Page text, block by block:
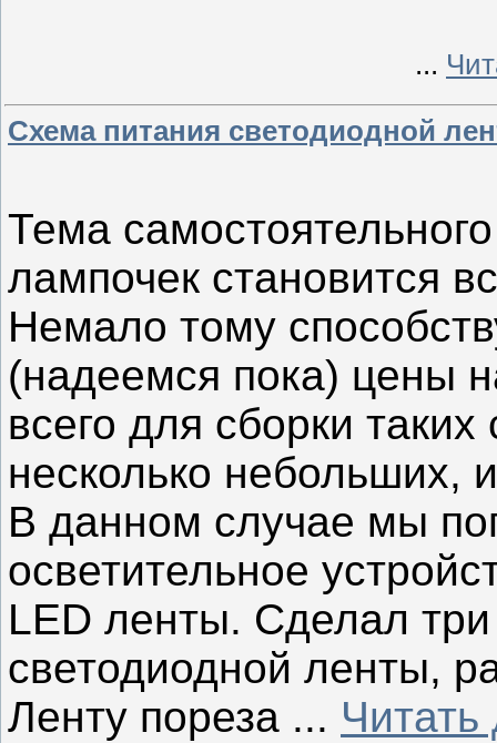
...
Схема питания светодиодной
Тема
лампочек становится
Немало тому
(надеемся пока) цены
всего для сборки
несколько небольших,
В данном случае мы
осветительное
LED ленты. Сделал
светодиодной ленты,
Ленту пореза ...